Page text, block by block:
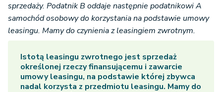
sprzedaży. Podatnik B oddaje następnie podatnikowi A
samochód osobowy do korzystania na podstawie umowy
leasingu. Mamy do czynienia z leasingiem zwrotnym.
Istotą leasingu zwrotnego jest sprzedaż
określonej rzeczy finansującemu i zawarcie
umowy leasingu, na podstawie której zbywca
nadal korzysta z przedmiotu leasingu. Mamy do